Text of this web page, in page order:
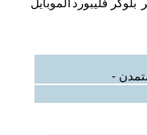
بلوكر فليبورد الموبايل
-